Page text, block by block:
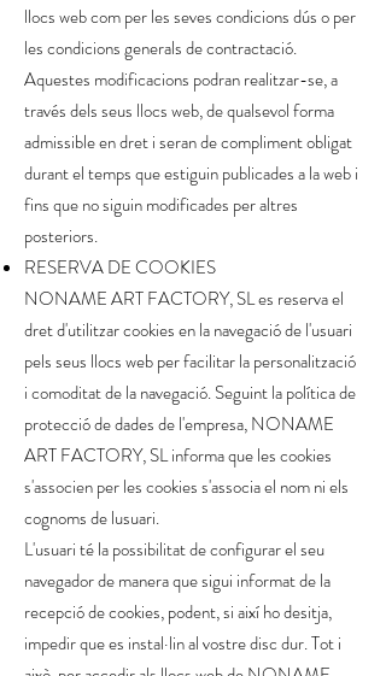
llocs web com per les seves condicions dús o per
les condicions generals de contractació.
Aquestes modificacions podran realitzar-se, a
través dels seus llocs web, de qualsevol forma
admissible en dret i seran de compliment obligat
durant el temps que estiguin publicades a la web i
fins que no siguin modificades per altres
posteriors.
RESERVA DE COOKIES
NONAME ART FACTORY, SL es reserva el
dret d'utilitzar cookies en la navegació de l'usuari
pels seus llocs web per facilitar la personalització
i comoditat de la navegació. Seguint la política de
protecció de dades de l'empresa, NONAME
ART FACTORY, SL informa que les cookies
s'associen per les cookies s'associa el nom ni els
cognoms de lusuari.
L'usuari té la possibilitat de configurar el seu
navegador de manera que sigui informat de la
recepció de cookies, podent, si així ho desitja,
impedir que es instal·lin al vostre disc dur. Tot i